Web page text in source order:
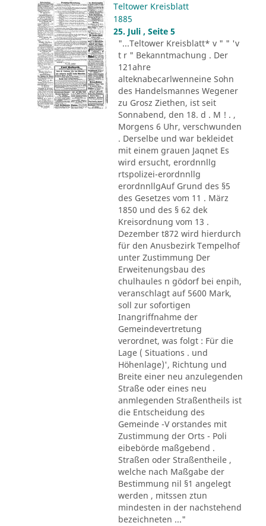
Teltower Kreisblatt
1885
25. Juli , Seite 5
"...Teltower Kreisblatt* v " " 'v
t r " Bekanntmachung . Der
121ahre
alteknabecarlwenneine Sohn
des Handelsmannes Wegener
zu Grosz Ziethen, ist seit
Sonnabend, den 18. d . M ! . ,
Morgens 6 Uhr, verschwunden
. Derselbe und war bekleidet
mit einem grauen Jaqnet Es
wird ersucht, erordnnllg
rtspolizei-erordnnllg
erordnnllgAuf Grund des §5
des Gesetzes vom 11 . März
1850 und des § 62 dek
Kreisordnung vom 13 .
Dezember t872 wird hierdurch
für den Anusbezirk Tempelhof
unter Zustimmung Der
Erweitenungsbau des
chulhaules n gödorf bei enpih,
veranschlagt auf 5600 Mark,
soll zur sofortigen
Inangriffnahme der
Gemeindevertretung
verordnet, was folgt : Für die
Lage ( Situations . und
Höhenlage)', Richtung und
Breite einer neu anzulegenden
Straße oder eines neu
anmlegenden Straßentheils ist
die Entscheidung des
Gemeinde -V orstandes mit
Zustimmung der Orts - Poli
eibebörde maßgebend .
Straßen oder Straßentheile ,
welche nach Maßgabe der
Bestimmung nil §1 angelegt
werden , mitssen ztun
mindesten in der nachstehend
bezeichneten ..."